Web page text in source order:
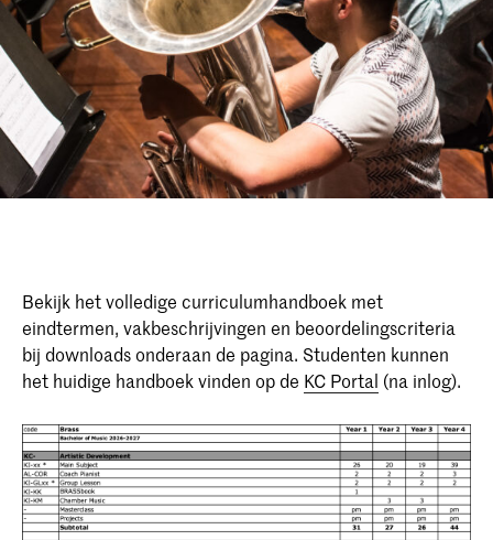
Bekijk het volledige curriculumhandboek met
eindtermen, vakbeschrijvingen en beoordelingscriteria
bij downloads onderaan de pagina. Studenten kunnen
het huidige handboek vinden op de KC Portal (na inlog).